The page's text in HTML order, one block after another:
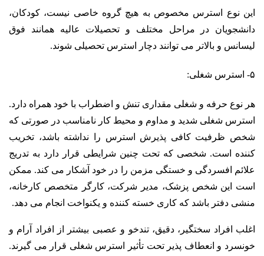
این نوع استرس مخصوص به هیچ گروه خاصی نیست، کودکان،
دانشجویان در مراحل مختلف و تحصیلات عالیه همانند فوق
لیسانس و بالاتر می توانند دچار استرس تحصیلی شوند.
۵- استرس شغلی:
هر نوع حرفه و شغلی مقداری تنش و اضطراب با خود همراه دارد.
استرس شغلی شدید و مداوم و محیط کار نامناسب در صورتی که
شخص ظرفیت کافی پذیرش استرس را نداشته باشد، تخریب
کننده است. شخصی که تحت چنین شرایطی قرار دارد به تدریج
علائم افسردگی و خستگی مزمن را در خود آشکار می کند. ممکن
است این شخص پزشک، مدیر شرکت، کارگر متخصص کارخانه،
منشی دفتر باشد که کاری خسته کننده و یکنواخت انجام می دهد.
اغلب افراد سختگیر، دقیق، تندخو و عصبی بیشتر از افراد آرام و
خونسرد و انعطاف پذیر تحت تأثیر استرس شغلی قرار می گیرند.